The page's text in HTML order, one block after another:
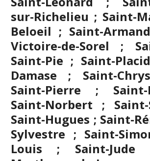
sur-Richelieu ; Saint-
Beloeil ; Saint-
Victoire-de-Sorel ;
Saint-Pie ; Saint-
Damase ; Saint-
Saint-Pierre ;
Saint-Norbert ;
Saint-Hugues ; Saint-
Sylvestre ; Saint-
Louis ; Saint-Jude